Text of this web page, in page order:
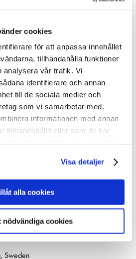
cookies
för att anpassa innehållet
tillhandahålla funktioner
analysera vår trafik. Vi
identifierare och annan
till de sociala medier och
som vi samarbetar med.
informationen med annan
tillhandahållit eller som de har
Visa detaljer
alla cookies
nödvändiga cookies
Sweden